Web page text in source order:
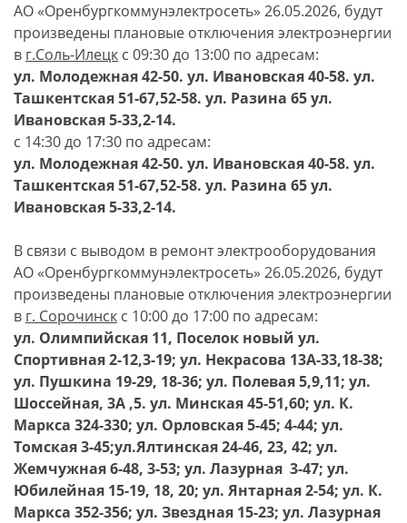
АО «Оренбургкоммунэлектросеть» 26.05.2026, будут
произведены плановые отключения электроэнергии
в г.Соль-Илецк с 09:30 до 13:00 по адресам:
ул. Молодежная 42-50. ул. Ивановская 40-58. ул.
Ташкентская 51-67,52-58. ул. Разина 65 ул.
Ивановская 5-33,2-14.
с 14:30 до 17:30 по адресам:
ул. Молодежная 42-50. ул. Ивановская 40-58. ул.
Ташкентская 51-67,52-58. ул. Разина 65 ул.
Ивановская 5-33,2-14.
В связи с выводом в ремонт электрооборудования
АО «Оренбургкоммунэлектросеть» 26.05.2026, будут
произведены плановые отключения электроэнергии
в г. Сорочинск с 10:00 до 17:00 по адресам:
ул. Олимпийская 11, Поселок новый ул.
Спортивная 2-12,3-19; ул. Некрасова 13А-33,18-38;
ул. Пушкина 19-29, 18-36; ул. Полевая 5,9,11; ул.
Шоссейная, 3А ,5. ул. Минская 45-51,60; ул. К.
Маркса 324-330; ул. Орловская 5-45; 4-44; ул.
Томская 3-45;ул.Ялтинская 24-46, 23, 42; ул.
Жемчужная 6-48, 3-53; ул. Лазурная 3-47; ул.
Юбилейная 15-19, 18, 20; ул. Янтарная 2-54; ул. К.
Маркса 352-356; ул. Звездная 15-23; ул. Лазурная